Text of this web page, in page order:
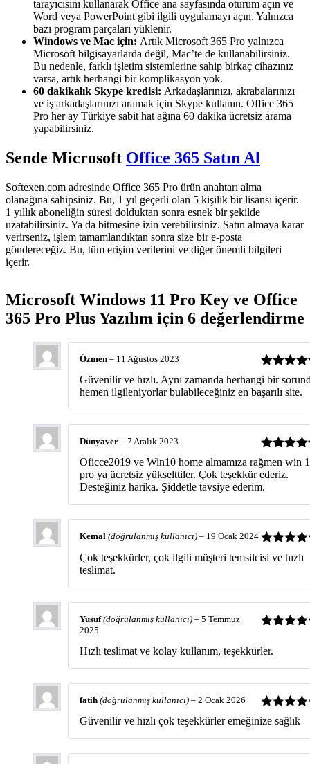
tarayıcısını kullanarak Office ana sayfasında oturum açın ve
Word veya PowerPoint gibi ilgili uygulamayı açın. Yalnızca
bazı program parçaları yüklenir.
Windows ve Mac için: Artık Microsoft 365 Pro yalnızca
Microsoft bilgisayarlarda değil, Mac’te de kullanabilirsiniz.
Bu nedenle, farklı işletim sistemlerine sahip birkaç cihazınız
varsa, artık herhangi bir komplikasyon yok.
60 dakikalık Skype kredisi: Arkadaşlarınızı, akrabalarınızı
ve iş arkadaşlarınızı aramak için Skype kullanın. Office 365
Pro her ay Türkiye sabit hat ağına 60 dakika ücretsiz arama
yapabilirsiniz.
Sende Microsoft Office 365 Satın Al
Softexen.com adresinde Office 365 Pro ürün anahtarı alma
olanağına sahipsiniz. Bu, 1 yıl geçerli olan 5 kişilik bir lisansı içerir.
1 yıllık aboneliğin süresi dolduktan sonra esnek bir şekilde
uzatabilirsiniz. Ya da bitmesine izin verebilirsiniz. Satın almaya karar
verirseniz, işlem tamamlandıktan sonra size bir e-posta
göndereceğiz. Bu, tüm erişim verilerini ve diğer önemli bilgileri
içerir.
Microsoft Windows 11 Pro Key ve Office
365 Pro Plus Yazılım için 6 değerlendirme
5
5 oy aldı
Özmen – 11 Ağustos 2023
Güvenilir ve hızlı. Aynı zamanda herhangi bir
hemen ilgileniyorlar bulabileceğiniz en başarılı site.
5
5oy aldı
Dünyaver – 7 Aralık 2023
Oficce2019 ve Win10 home almamıza rağmen win
pro ya ücretsiz yükselttiler. Çok teşekkür ederiz.
Desteğiniz harika. Şiddetle tavsiye ederim.
5
5oy aldı
Kemal (doğrulanmış kullanıcı) – 19 Ocak 2024
Çok teşekkürler, çok ilgili müşteri temsilcisi ve hızlı
teslimat.
5oy aldı
Yusuf(doğrulanmış kullanıcı) – 5 Temmuz
2025
Hızlı teslimat ve kolay kullanım, teşekkürler.
5
5oy aldı
fatih (doğrulanmış kullanıcı) – 2 Ocak 2026
Güvenilir ve hızlı çok teşekkürler emeğinize sağlık